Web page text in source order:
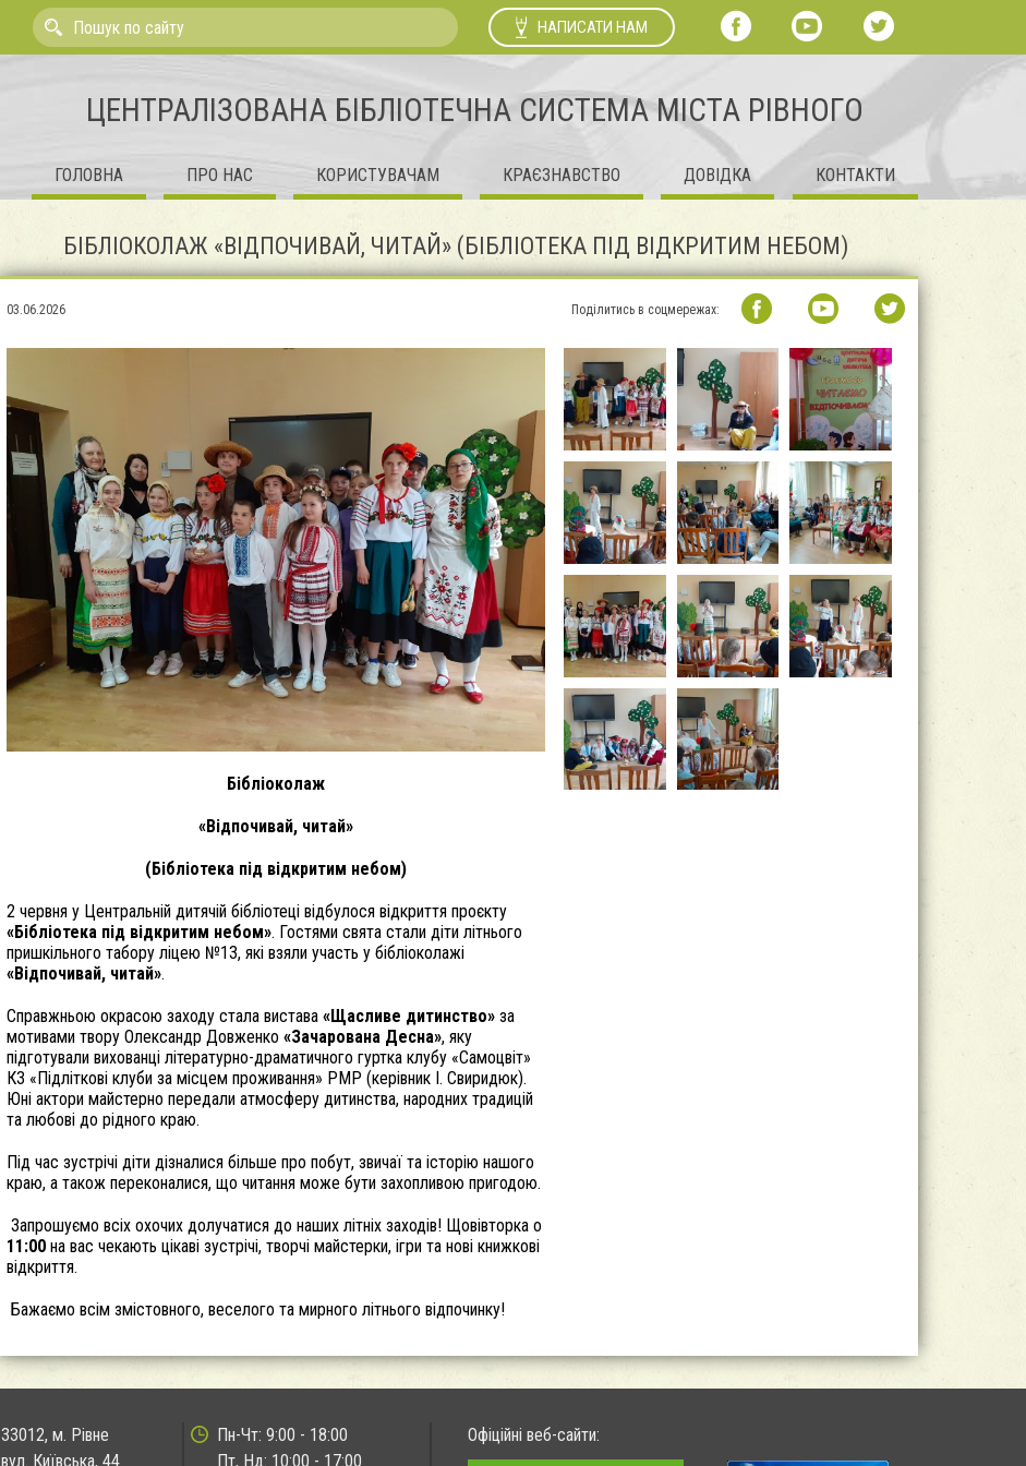
НАПИСАТИ НАМ
ЦЕНТРАЛІЗОВАНА БІБЛІОТЕЧНА СИСТЕМА МІСТА РІВНОГО
ГОЛОВНА ПРО НАС КОРИСТУВАЧАМ КРАЄЗНАВСТВО ДОВІДКА КОНТАКТИ
БІБЛІОКОЛАЖ «ВІДПОЧИВАЙ, ЧИТАЙ» (БІБЛІОТЕКА ПІД ВІДКРИТИМ НЕБОМ)
03.06.2026 Поділитись в соцмережах:
Бібліоколаж
«Відпочивай, читай»
(Бібліотека під відкритим небом)
2 червня у Центральній дитячій бібліотеці відбулося відкриття проєкту
«Бібліотека під відкритим небом». Гостями свята стали діти літнього
пришкільного табору ліцею №13, які взяли участь у бібліоколажі
«Відпочивай, читай».
Справжньою окрасою заходу стала вистава«Щасливе дитинство» за
мотивами творуОлександр Довженко «Зачарована Десна», яку
підготували вихованці літературно-драматичного гуртка клубу «Самоцвіт»
КЗ «Підліткові клуби за місцем проживання» РМР (керівник І. Свиридюк).
Юні актори майстерно передали атмосферу дитинства, народних традицій
та любові до рідного краю.
Під час зустрічі діти дізналися більше про побут, звичаї та історію нашого
краю, а також переконалися, що читання може бути захопливою пригодою.
Запрошуємо всіх охочих долучатися до наших літніх заходів! Щовівторка о
11:00 на вас чекають цікаві зустрічі, творчі майстерки, ігри та нові книжкові
відкриття.
Бажаємо всім змістовного, веселого та мирного літнього відпочинку!
33012, м. Рівне
вул. Київська, 44
Пн-Чт: 9:00 - 18:00
Пт, Нд: 10:00 - 17:00
Офіційні веб-сайти: